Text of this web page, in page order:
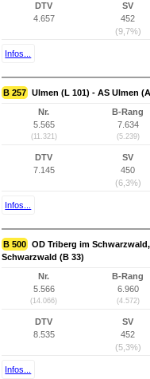
DTV
4.657
SV
452
(9,7%)
Infos...
B 257 Ulmen (L 101) - AS Ulmen
Nr.
5.565
(11.321)
B-Rang
7.634
(5.239)
DTV
7.145
SV
450
(6,3%)
Infos...
B 500 OD Triberg im
Schwarzwald (B 33)
Nr.
5.566
(14.066)
B-Rang
6.960
(4.572)
DTV
8.535
SV
452
(5,3%)
Infos...